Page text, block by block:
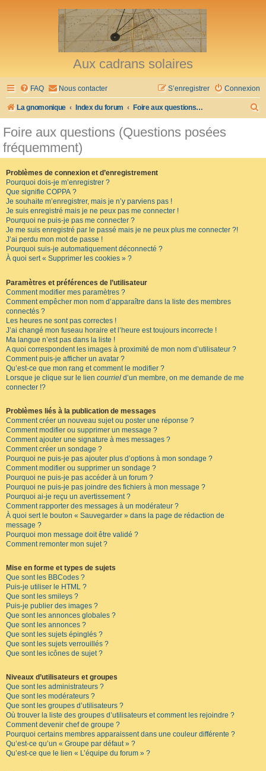
Aux cadrans solaires
FAQ Nous contacter Connexion
S’enregistrer
La gnomonique Index du forum Foire aux questions (Questions posées fréquemment)
Foire aux questions (Questions posées
fréquemment)
Problèmes de connexion et d’enregistrement
Pourquoi dois-je m’enregistrer ?
Que signifie COPPA ?
Je souhaite m’enregistrer, mais je n’y parviens pas !
Je suis enregistré mais je ne peux pas me connecter !
Pourquoi ne puis-je pas me connecter ?
Je me suis enregistré par le passé mais je ne peux plus me connecter ?!
J’ai perdu mon mot de passe !
Pourquoi suis-je automatiquement déconnecté ?
À quoi sert « Supprimer les cookies » ?
Paramètres et préférences de l’utilisateur
Comment modifier mes paramètres ?
Comment empêcher mon nom d’apparaître dans la liste des membres
connectés ?
Les heures ne sont pas correctes !
J’ai changé mon fuseau horaire et l’heure est toujours incorrecte !
Ma langue n’est pas dans la liste !
A quoi correspondent les images à proximité de mon nom d’utilisateur ?
Comment puis-je afficher un avatar ?
Qu’est-ce que mon rang et comment le modifier ?
Lorsque je clique sur le lien courriel d’un membre, on me demande de me
connecter !?
Problèmes liés à la publication de messages
Comment créer un nouveau sujet ou poster une réponse ?
Comment modifier ou supprimer un message ?
Comment ajouter une signature à mes messages ?
Comment créer un sondage ?
Pourquoi ne puis-je pas ajouter plus d’options à mon sondage ?
Comment modifier ou supprimer un sondage ?
Pourquoi ne puis-je pas accéder à un forum ?
Pourquoi ne puis-je pas joindre des fichiers à mon message ?
Pourquoi ai-je reçu un avertissement ?
Comment rapporter des messages à un modérateur ?
À quoi sert le bouton « Sauvegarder » dans la page de rédaction de
message ?
Pourquoi mon message doit être validé ?
Comment remonter mon sujet ?
Mise en forme et types de sujets
Que sont les BBCodes ?
Puis-je utiliser le HTML ?
Que sont les smileys ?
Puis-je publier des images ?
Que sont les annonces globales ?
Que sont les annonces ?
Que sont les sujets épinglés ?
Que sont les sujets verrouillés ?
Que sont les icônes de sujet ?
Niveaux d’utilisateurs et groupes
Que sont les administrateurs ?
Que sont les modérateurs ?
Que sont les groupes d’utilisateurs ?
Où trouver la liste des groupes d’utilisateurs et comment les rejoindre ?
Comment devenir chef de groupe ?
Pourquoi certains membres apparaissent dans une couleur différente ?
Qu’est-ce qu’un « Groupe par défaut » ?
Qu’est-ce que le lien « L’équipe du forum » ?